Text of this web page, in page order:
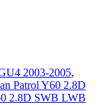
2003-2005,
Patrol Y60 2.8D
2.8D SWB LWB